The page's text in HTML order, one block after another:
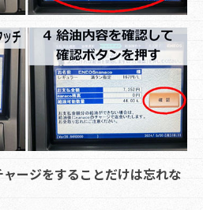
ージをすることだけは忘れな